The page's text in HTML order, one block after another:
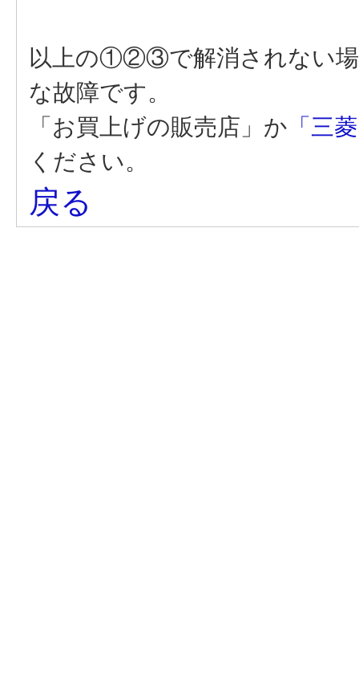
以上の①②③で解消されない場
な故障です。
「お買上げの販売店」か 「三
ください。
戻る